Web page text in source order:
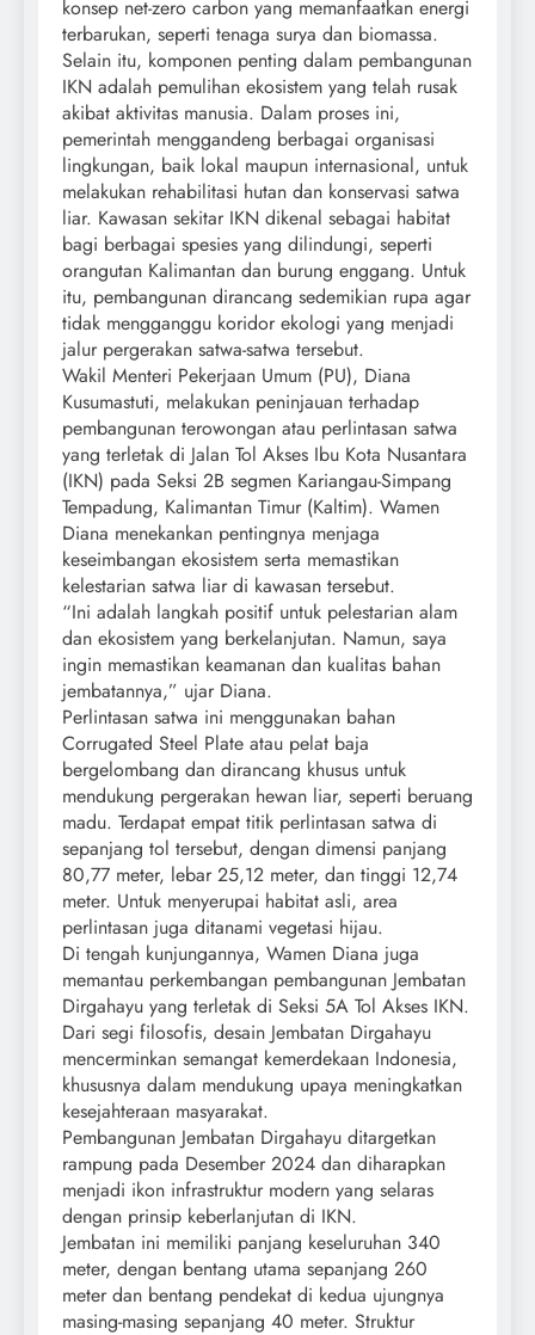
konsep net-zero carbon yang memanfaatkan energi
terbarukan, seperti tenaga surya dan biomassa.
Selain itu, komponen penting dalam pembangunan
IKN adalah pemulihan ekosistem yang telah rusak
akibat aktivitas manusia. Dalam proses ini,
pemerintah menggandeng berbagai organisasi
lingkungan, baik lokal maupun internasional, untuk
melakukan rehabilitasi hutan dan konservasi satwa
liar. Kawasan sekitar IKN dikenal sebagai habitat
bagi berbagai spesies yang dilindungi, seperti
orangutan Kalimantan dan burung enggang. Untuk
itu, pembangunan dirancang sedemikian rupa agar
tidak mengganggu koridor ekologi yang menjadi
jalur pergerakan satwa-satwa tersebut.
Wakil Menteri Pekerjaan Umum (PU), Diana
Kusumastuti, melakukan peninjauan terhadap
pembangunan terowongan atau perlintasan satwa
yang terletak di Jalan Tol Akses Ibu Kota Nusantara
(IKN) pada Seksi 2B segmen Kariangau-Simpang
Tempadung, Kalimantan Timur (Kaltim). Wamen
Diana menekankan pentingnya menjaga
keseimbangan ekosistem serta memastikan
kelestarian satwa liar di kawasan tersebut.
“Ini adalah langkah positif untuk pelestarian alam
dan ekosistem yang berkelanjutan. Namun, saya
ingin memastikan keamanan dan kualitas bahan
jembatannya,” ujar Diana.
Perlintasan satwa ini menggunakan bahan
Corrugated Steel Plate atau pelat baja
bergelombang dan dirancang khusus untuk
mendukung pergerakan hewan liar, seperti beruang
madu. Terdapat empat titik perlintasan satwa di
sepanjang tol tersebut, dengan dimensi panjang
80,77 meter, lebar 25,12 meter, dan tinggi 12,74
meter. Untuk menyerupai habitat asli, area
perlintasan juga ditanami vegetasi hijau.
Di tengah kunjungannya, Wamen Diana juga
memantau perkembangan pembangunan Jembatan
Dirgahayu yang terletak di Seksi 5A Tol Akses IKN.
Dari segi filosofis, desain Jembatan Dirgahayu
mencerminkan semangat kemerdekaan Indonesia,
khususnya dalam mendukung upaya meningkatkan
kesejahteraan masyarakat.
Pembangunan Jembatan Dirgahayu ditargetkan
rampung pada Desember 2024 dan diharapkan
menjadi ikon infrastruktur modern yang selaras
dengan prinsip keberlanjutan di IKN.
Jembatan ini memiliki panjang keseluruhan 340
meter, dengan bentang utama sepanjang 260
meter dan bentang pendekat di kedua ujungnya
masing-masing sepanjang 40 meter. Struktur